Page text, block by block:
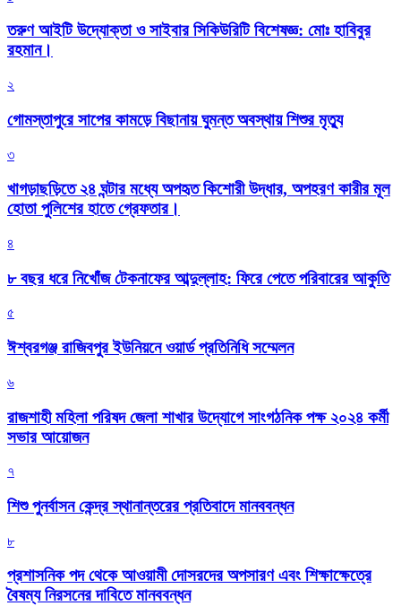
তরুণ আইটি উদ্যোক্তা ও সাইবার সিকিউরিটি বিশেষজ্ঞ: মোঃ হাবিবুর
রহমান।
২
গোমস্তাপুরে সাপের কামড়ে বিছানায় ঘুমন্ত অবস্থায় শিশুর মৃত্যু
৩
খাগড়াছড়িতে ২৪ ঘন্টার মধ্যে অপহৃত কিশোরী উদ্ধার, অপহরণ কারীর মূল
হোতা পুলিশের হাতে গ্রেফতার।
৪
৮ বছর ধরে নিখোঁজ টেকনাফের আব্দুল্লাহ: ফিরে পেতে পরিবারের আকুতি
৫
ঈশ্বরগঞ্জ রাজিবপুর ইউনিয়নে ওয়ার্ড প্রতিনিধি সম্মেলন
৬
রাজশাহী মহিলা পরিষদ জেলা শাখার উদ্যোগে সাংগঠনিক পক্ষ ২০২৪ কর্মী
সভার আয়োজন
৭
শিশু পুনর্বাসন কেন্দ্র স্থানান্তরের প্রতিবাদে মানববন্ধন
৮
প্রশাসনিক পদ থেকে আওয়ামী দোসরদের অপসারণ এবং শিক্ষাক্ষেত্রে
বৈষম্য নিরসনের দাবিতে মানববন্ধন